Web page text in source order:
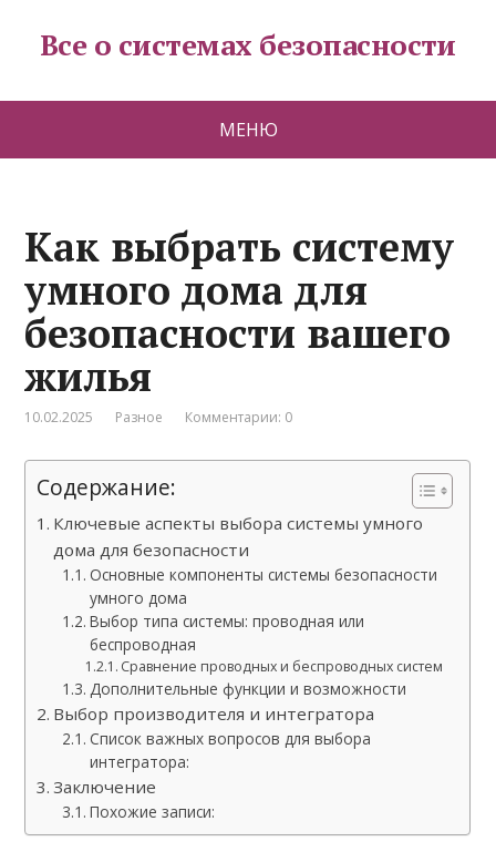
Все о системах безопасности
МЕНЮ
Как выбрать систему
умного дома для
безопасности вашего
жилья
10.02.2025 Разное Комментарии: 0
Содержание:
Ключевые аспекты выбора системы умного
дома для безопасности
Основные компоненты системы безопасности
умного дома
Выбор типа системы: проводная или
беспроводная
Сравнение проводных и беспроводных систем
Дополнительные функции и возможности
Выбор производителя и интегратора
Список важных вопросов для выбора
интегратора:
Заключение
Похожие записи: